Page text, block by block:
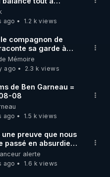
lechoubrave
de méditation et
code
!
ago
1.2 k views
compagnon de
sa garde à
PARTAGEZ!
Mémoire
ago
2.3 k views
de Ben Garneau =
08
ago
1.5 k views
preuve que nous
passé en absurdie
qui veut faire
opposant !
alerte
ago
1.6 k views